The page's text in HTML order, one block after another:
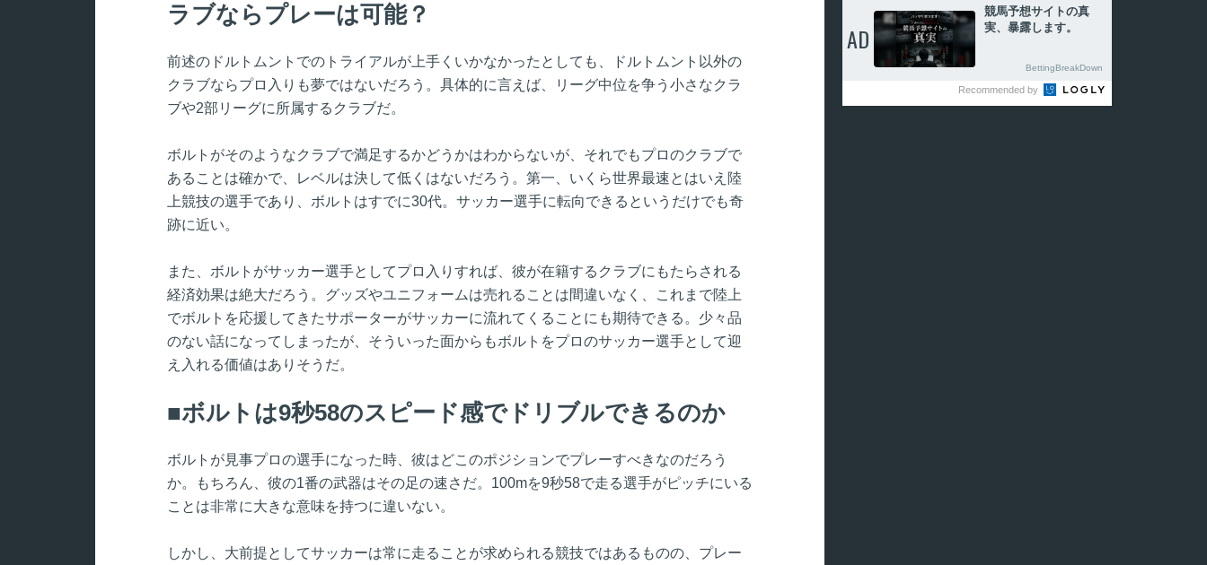
ラブならプレーは可能？
前述のドルトムントでのトライアルが上手くいかなかったとしても、ドルトムント以外の
クラブならプロ入りも夢ではないだろう。具体的に言えば、リーグ中位を争う小さなクラ
ブや2部リーグに所属するクラブだ。
ボルトがそのようなクラブで満足するかどうかはわからないが、それでもプロのクラブで
あることは確かで、レベルは決して低くはないだろう。第一、いくら世界最速とはいえ陸
上競技の選手であり、ボルトはすでに30代。サッカー選手に転向できるというだけでも奇
跡に近い。
また、ボルトがサッカー選手としてプロ入りすれば、彼が在籍するクラブにもたらされる
経済効果は絶大だろう。グッズやユニフォームは売れることは間違いなく、これまで陸上
でボルトを応援してきたサポーターがサッカーに流れてくることにも期待できる。少々品
のない話になってしまったが、そういった面からもボルトをプロのサッカー選手として迎
え入れる価値はありそうだ。
ボルトは9秒58のスピード感でドリブルできるのか
ボルトが見事プロの選手になった時、彼はどこのポジションでプレーすべきなのだろう
か。もちろん、彼の1番の武器はその足の速さだ。100mを9秒58で走る選手がピッチにいる
ことは非常に大きな意味を持つに違いない。
しかし、大前提としてサッカーは常に走ることが求められる競技ではあるものの、プレー
AD
競馬予想サイトの真
実、暴露します。
BettingBreakDown
Recommended by